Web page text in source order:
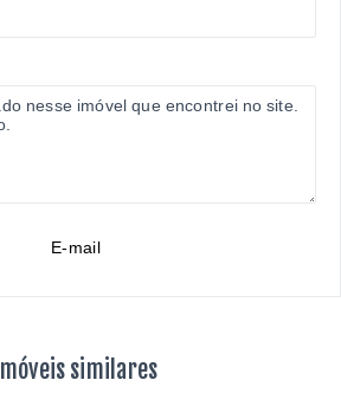
E-mail
Imóveis similares